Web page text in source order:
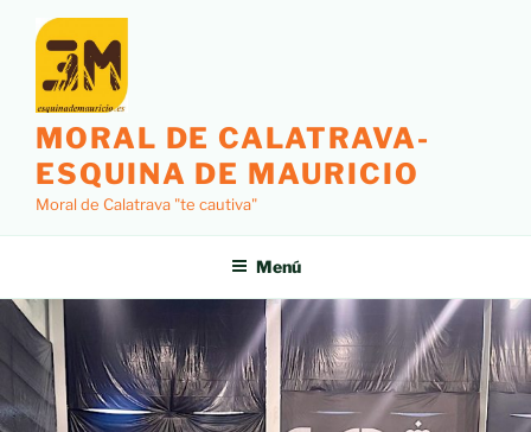
MORAL DE CALATRAVA-
ESQUINA DE MAURICIO
Moral de Calatrava "te cautiva"
Menú